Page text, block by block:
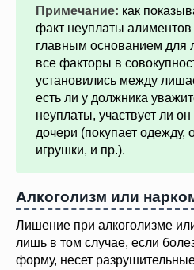
Примечание: как
факт неуплаты алиментов
главным основанием для
все факторы в
установились между
есть ли у должника
неуплаты, участвует ли
дочери (покупает одежду,
игрушки, и пр.).
Алкоголизм или
Лишение при алкоголизме
лишь в том случае, если
форму, несет